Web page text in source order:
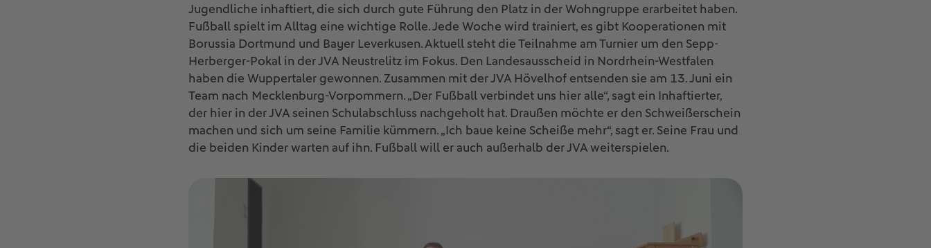
Jugendliche inhaftiert, die sich durch gute Führung den Platz in der Wohngruppe erarbeitet haben.
Fußball spielt im Alltag eine wichtige Rolle. Jede Woche wird trainiert, es gibt Kooperationen mit
Borussia Dortmund und Bayer Leverkusen. Aktuell steht die Teilnahme am Turnier um den Sepp-
Herberger-Pokal in der JVA Neustrelitz im Fokus. Den Landesausscheid in Nordrhein-Westfalen
haben die Wuppertaler gewonnen. Zusammen mit der JVA Hövelhof entsenden sie am 13. Juni ein
Team nach Mecklenburg-Vorpommern. „Der Fußball verbindet uns hier alle“, sagt ein Inhaftierter,
der hier in der JVA seinen Schulabschluss nachgeholt hat. Draußen möchte er den Schweißerschein
machen und sich um seine Familie kümmern. „Ich baue keine Scheiße mehr“, sagt er. Seine Frau und
die beiden Kinder warten auf ihn. Fußball will er auch außerhalb der JVA weiterspielen.